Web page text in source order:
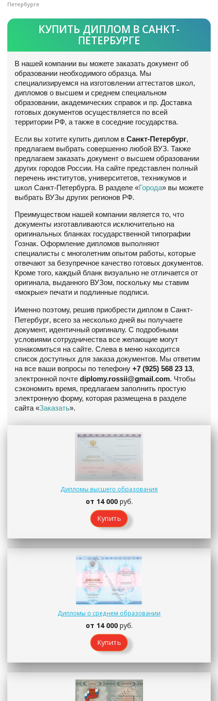
Петербурге
КУПИТЬ ДИПЛОМ В САНКТ-
ПЕТЕРБУРГЕ
В нашей компании вы можете заказать документ об
образовании необходимого образца. Мы
специализируемся на изготовлении аттестатов школ,
дипломов о высшем и среднем специальном
образовании, академических справок и пр. Доставка
готовых документов осуществляется по всей
территории РФ, а также в соседние государства.
Если вы хотите купить диплом в Санкт-Петербург,
предлагаем выбрать совершенно любой ВУЗ. Также
предлагаем заказать документ о высшем образовании
других городов России. На сайте представлен полный
перечень институтов, университетов, техникумов и
школ Санкт-Петербурга. В разделе «Города» вы можете
выбрать ВУЗы других регионов РФ.
Преимуществом нашей компании является то, что
документы изготавливаются исключительно на
оригинальных бланках государственной типографии
Гознак. Оформление дипломов выполняют
специалисты с многолетним опытом работы, которые
отвечают за безупречное качество готовых документов.
Кроме того, каждый бланк визуально не отличается от
оригинала, выданного ВУЗом, поскольку мы ставим
«мокрые» печати и подлинные подписи.
Именно поэтому, решив приобрести диплом в Санкт-
Петербург, всего за несколько дней вы получаете
документ, идентичный оригиналу. С подробными
условиями сотрудничества все желающие могут
ознакомиться на сайте. Слева в меню находится
список доступных для заказа документов. Мы ответим
на все ваши вопросы по телефону +7 (925) 568 23 13,
электронной почте diplomy.rossii@gmail.com. Чтобы
сэкономить время, предлагаем заполнить простую
электронную форму, которая размещена в разделе
сайта «Заказать».
Дипломы высшего образования
от 14 000руб.
Купить
Дипломы о среднем образовании
от 14 000руб.
Купить